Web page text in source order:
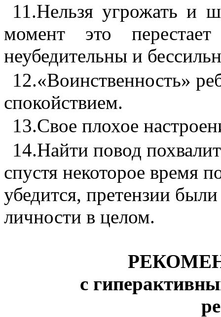
11.Нельзя угрожать и
момент это
неубедительны и
12.«Воинственность»
спокойствием.
13.Свое плохое
14.Найти повод
спустя некоторое время
убедится, претензии
личности в целом.
с